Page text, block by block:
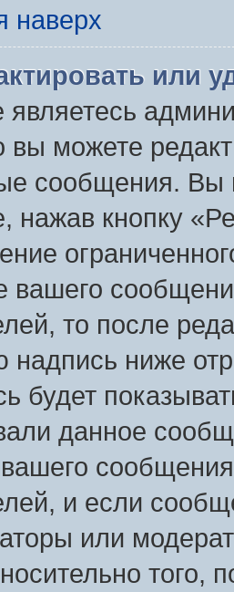
наверх
или
можете
сообщения. Вы
нажав кнопку
вашего
то после
ниже
будет
данное
и если
или